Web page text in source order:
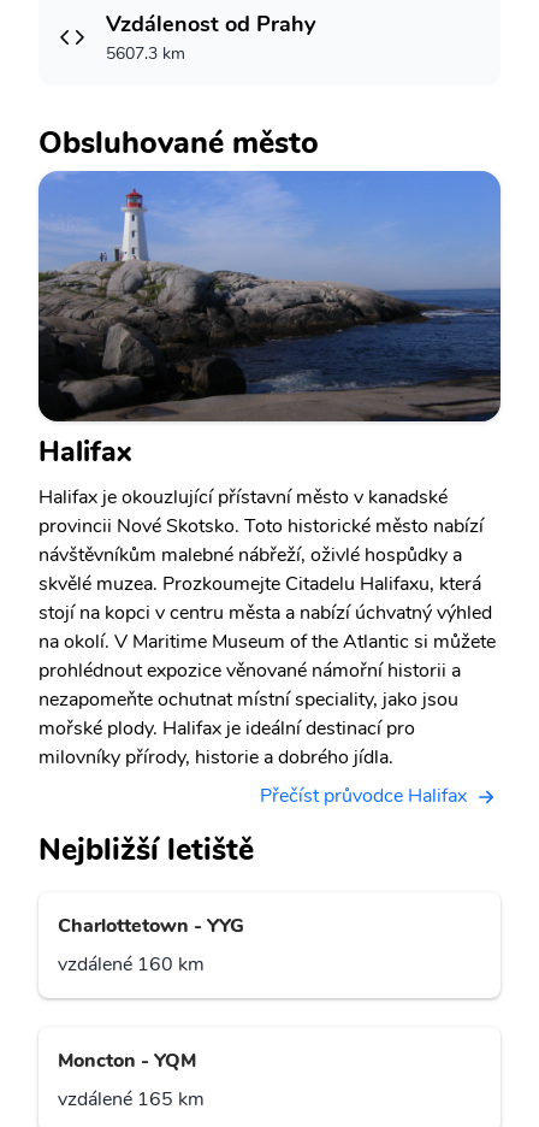
Vzdálenost od Prahy
5607.3 km
Obsluhované město
Halifax
Halifax je okouzlující přístavní město v kanadské
provincii Nové Skotsko. Toto historické město nabízí
návštěvníkům malebné nábřeží, oživlé hospůdky a
skvělé muzea. Prozkoumejte Citadelu Halifaxu, která
stojí na kopci v centru města a nabízí úchvatný výhled
na okolí. V Maritime Museum of the Atlantic si můžete
prohlédnout expozice věnované námořní historii a
nezapomeňte ochutnat místní speciality, jako jsou
mořské plody. Halifax je ideální destinací pro
milovníky přírody, historie a dobrého jídla.
Přečíst průvodce Halifax
Nejbližší letiště
Charlottetown - YYG
vzdálené 160 km
Moncton - YQM
vzdálené 165 km